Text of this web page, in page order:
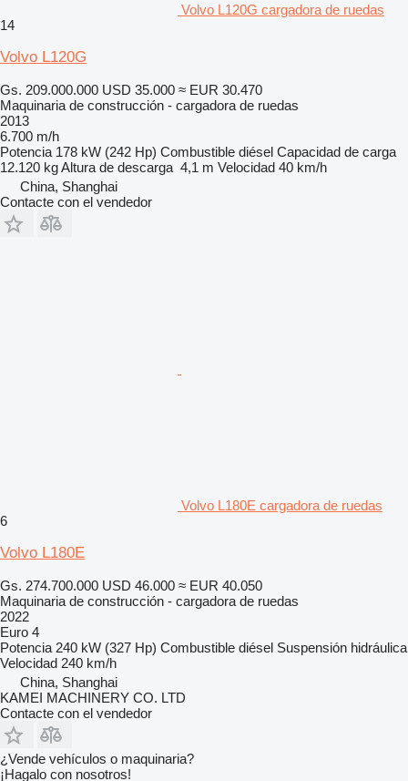
Volvo L120G cargadora de ruedas
14
Volvo L120G
Gs. 209.000.000 USD 35.000 ≈ EUR 30.470
Maquinaria de construcción - cargadora de ruedas
2013
6.700 m/h
Potencia 178 kW (242 Hp) Combustible diésel Capacidad de carga
12.120 kgAltura de descarga 4,1 m Velocidad 40 km/h
China, Shanghai
Contacte con el vendedor
Volvo L180E cargadora de ruedas
6
Volvo L180E
Gs. 274.700.000 USD 46.000 ≈ EUR 40.050
Maquinaria de construcción - cargadora de ruedas
2022
Euro 4
Potencia 240 kW (327 Hp) Combustible diésel Suspensión hidráulica
Velocidad 240 km/h
China, Shanghai
KAMEI MACHINERY CO. LTD
Contacte con el vendedor
¿Vende vehículos o maquinaria?
¡Hagalo con nosotros!